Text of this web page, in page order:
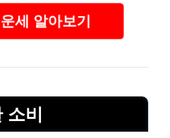
세 알아보기
소비